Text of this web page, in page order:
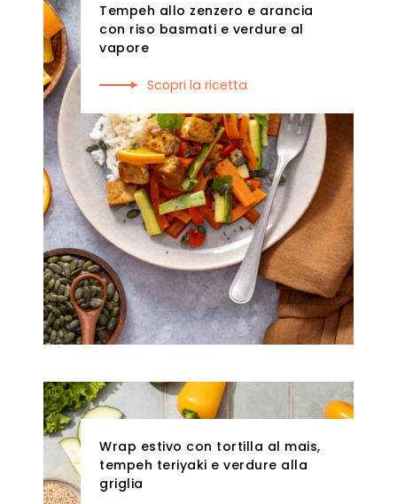
Tempeh allo zenzero e arancia
con riso basmati e verdure al
vapore
Scopri la ricetta
Wrap estivo con tortilla al mais,
tempeh teriyaki e verdure alla
griglia